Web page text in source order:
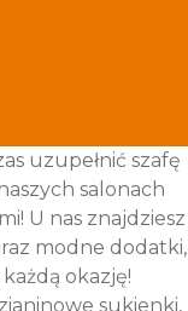
uzupełnić szafę
salonach
U nas znajdziesz
modne dodatki,
okazję!
sukienki,